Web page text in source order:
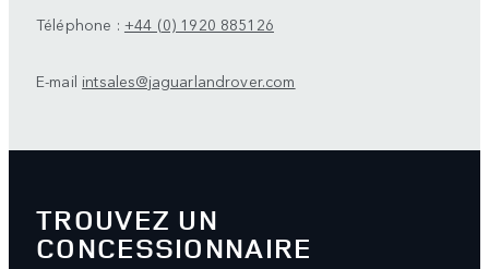
Téléphone : +44 (0) 1920 885126
E-mail intsales@jaguarlandrover.com
TROUVEZ UN
CONCESSIONNAIRE